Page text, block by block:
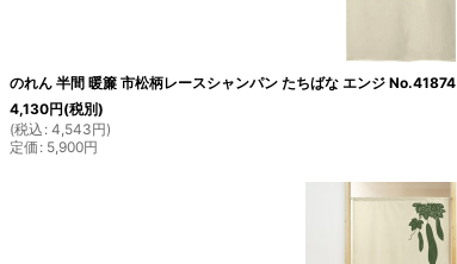
のれん 半間 暖簾 市松柄レースシャンパン たちばな エンジ No.41874
4,130円(税別)
(税込 : 4,543円)
定価 : 5,900円